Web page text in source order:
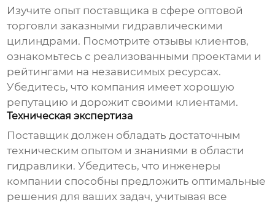
Изучите опыт поставщика в сфере оптовой
торговли заказными гидравлическими
цилиндрами. Посмотрите отзывы клиентов,
ознакомьтесь с реализованными проектами и
рейтингами на независимых ресурсах.
Убедитесь, что компания имеет хорошую
репутацию и дорожит своими клиентами.
Техническая экспертиза
Поставщик должен обладать достаточным
техническим опытом и знаниями в области
гидравлики. Убедитесь, что инженеры
компании способны предложить оптимальные
решения для ваших задач, учитывая все